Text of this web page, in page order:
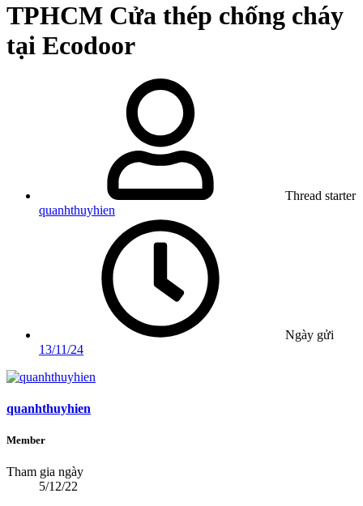
TPHCM Cửa thép chống cháy
tại Ecodoor
Thread starter
quanhthuyhien
Ngày gửi
13/11/24
quanhthuyhien
Member
Tham gia ngày
5/12/22